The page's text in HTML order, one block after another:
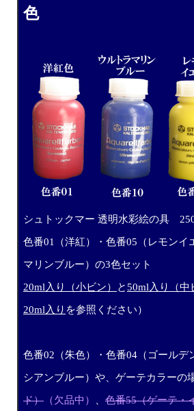
色
シュトックマー 透明水彩絵の具
色番01（洋紅）・色番05（レモンイ
マリンブルー）の3色セット
20ml入り（小ビン） と50ml入り（中
20ml入り を参照ください）
色番02（朱色）・色番04（ゴールデ
シアンブルー）や、ゲーテカラーの
ド） （欠品中） 色番55（ゲーテ・